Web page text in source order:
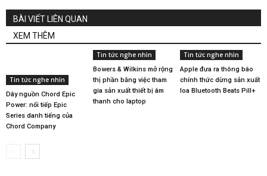
BÀI VIẾT LIÊN QUAN
XEM THÊM
Tin tức nghe nhìn
Dây nguồn Chord Epic
Power: nối tiếp Epic
Series danh tiếng của
Chord Company
Tin tức nghe nhìn
Bowers & Wilkins mở rộng
thị phần bằng việc tham
gia sản xuất thiết bị âm
thanh cho laptop
Tin tức nghe nhìn
Apple đưa ra thông báo
chính thức dừng sản xuất
loa Bluetooth Beats Pill+